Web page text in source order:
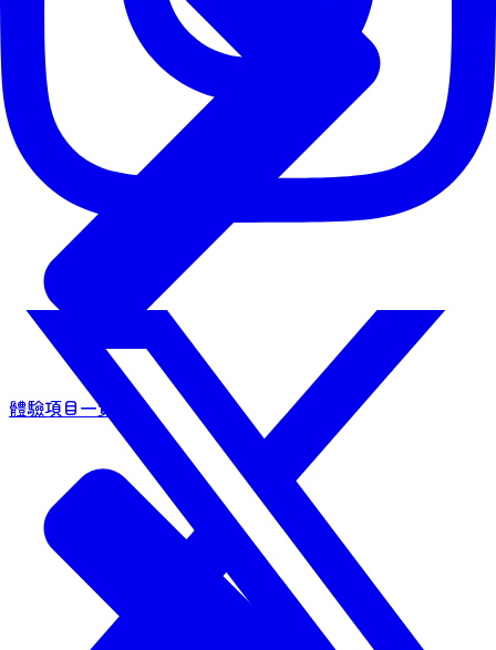
體驗項目一覽